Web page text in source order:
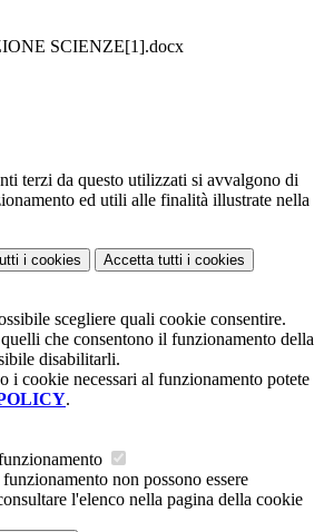
SCIENZE[1].docx
terzi da questo utilizzati si avvalgono di
ed utili alle finalità illustrate nella
i cookies Accetta tutti i cookies
scegliere quali cookie consentire.
che consentono il funzionamento della
disabilitarli.
i cookie necessari al funzionamento potete
.
non possono essere
l'elenco nella pagina della cookie